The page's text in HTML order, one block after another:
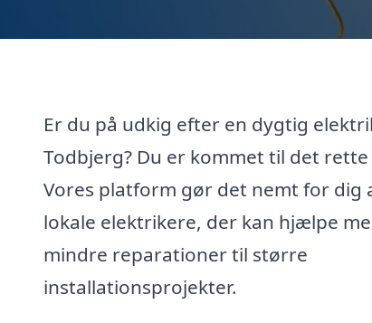
Er du på udkig efter en dygtig
Todbjerg? Du er kommet til det rette
Vores platform gør det nemt for dig
lokale elektrikere, der kan hjælpe
mindre reparationer til større
installationsprojekter.